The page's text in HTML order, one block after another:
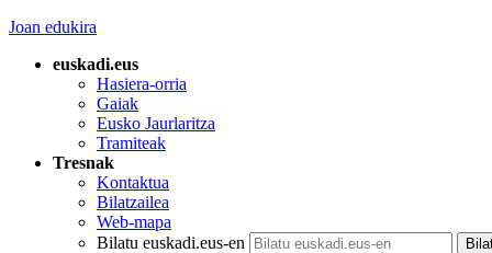
Joan edukira
euskadi.eus
Hasiera-orria
Gaiak
Eusko Jaurlaritza
Tramiteak
Tresnak
Kontaktua
Bilatzailea
Web-mapa
Bilatu euskadi.eus-en